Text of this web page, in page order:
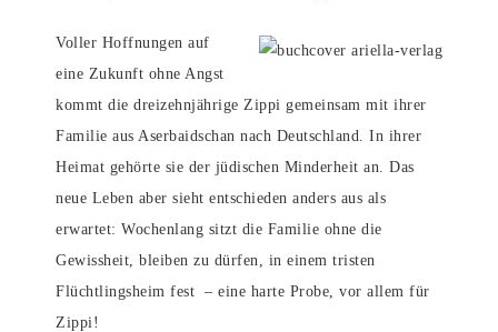
Voller Hoffnungen auf
eine Zukunft ohne Angst
kommt die dreizehnjährige Zippi gemeinsam mit ihrer
Familie aus Aserbaidschan nach Deutschland. In ihrer
Heimat gehörte sie der jüdischen Minderheit an. Das
neue Leben aber sieht entschieden anders aus als
erwartet: Wochenlang sitzt die Familie ohne die
Gewissheit, bleiben zu dürfen, in einem tristen
Flüchtlingsheim fest – eine harte Probe, vor allem für
Zippi!